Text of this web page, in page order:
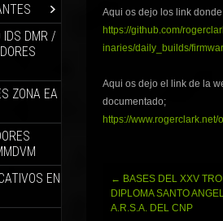
IDS DMR /
ZONA EA
EN
Aqui os dejo los link
https://github.com/
inaries/daily_builds/
Aqui os dejo el link de la
documentado;
https://
Navegación
de
entradas
← BASES DEL XXV
DIPLOMA SANTO
A.R.S.A. DEL CNP